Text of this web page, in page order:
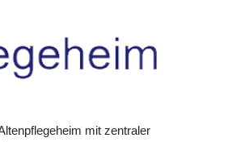
mit zentraler